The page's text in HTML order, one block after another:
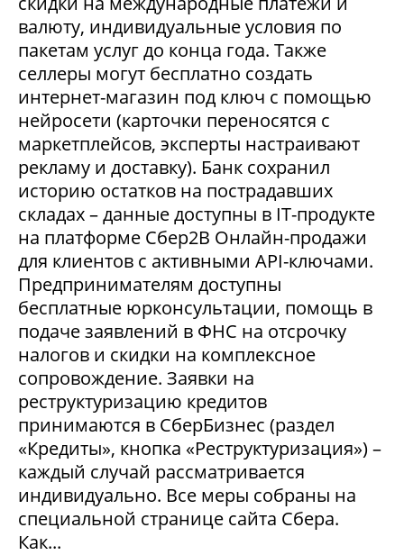
валюту, индивидуальные условия по
пакетам услуг до конца года. Также
селлеры могут бесплатно создать
интернет-магазин под ключ с помощью
нейросети (карточки переносятся с
маркетплейсов, эксперты настраивают
рекламу и доставку). Банк сохранил
историю остатков на пострадавших
складах – данные доступны в IT-продукте
на платформе Сбер2В Онлайн-продажи
для клиентов с активными API-ключами.
Предпринимателям доступны
бесплатные юрконсультации, помощь в
подаче заявлений в ФНС на отсрочку
налогов и скидки на комплексное
сопровождение. Заявки на
реструктуризацию кредитов
принимаются в СберБизнес (раздел
«Кредиты», кнопка «Реструктуризация») –
каждый случай рассматривается
индивидуально. Все меры собраны на
специальной странице сайта Сбера.
Как...